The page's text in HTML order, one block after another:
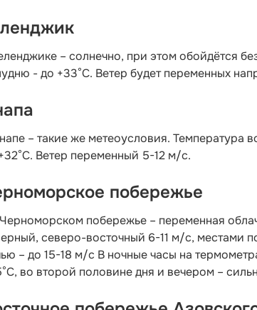
– солнечно, при этом обойдётся
- до +33°C. Ветер будет переменных
– такие же метеоусловия. Температура
Ветер переменный 5-12 м/с.
побережье
побережье – переменная
северо-восточный 6-11 м/с, местами
– до 15-18 м/с В ночные часы на
во второй половине дня и вечером –